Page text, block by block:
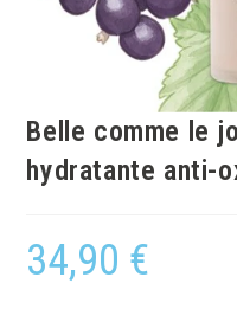
Belle comme le
hydratante anti-
34,90 €